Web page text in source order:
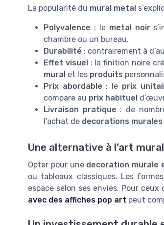
La popularité du mural metal
Polyvalence : le metal noir
chambre ou un bureau.
Durabilité : contrairement à
Effet visuel : la finition noire
mural et les produits
Prix abordable : le prix
compare au prix habituel
Livraison pratique : de
l’achat de decorations murales
Une alternative à l’art
Opter pour une decoration murale
ou tableaux classiques. Les
espace selon ses envies. Pour ceux
avec des affiches pop art peut